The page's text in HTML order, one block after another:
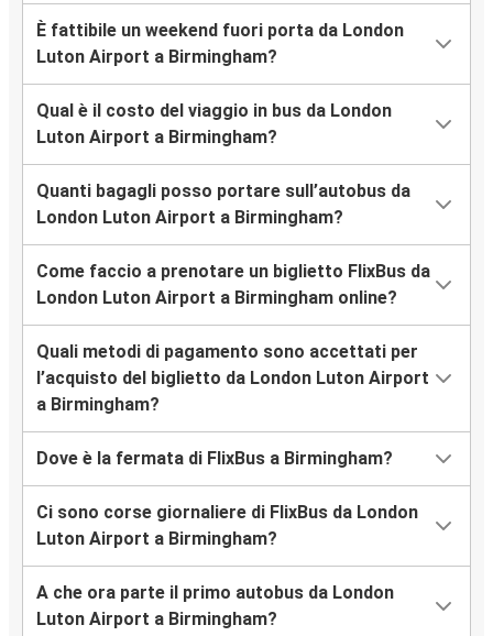
È fattibile un weekend fuori porta da London
Luton Airport a Birmingham?
Qual è il costo del viaggio in bus da London
Luton Airport a Birmingham?
Quanti bagagli posso portare sull’autobus da
London Luton Airport a Birmingham?
Come faccio a prenotare un biglietto FlixBus da
London Luton Airport a Birmingham online?
Quali metodi di pagamento sono accettati per
l’acquisto del biglietto da London Luton Airport
a Birmingham?
Dove è la fermata di FlixBus a Birmingham?
Ci sono corse giornaliere di FlixBus da London
Luton Airport a Birmingham?
A che ora parte il primo autobus da London
Luton Airport a Birmingham?